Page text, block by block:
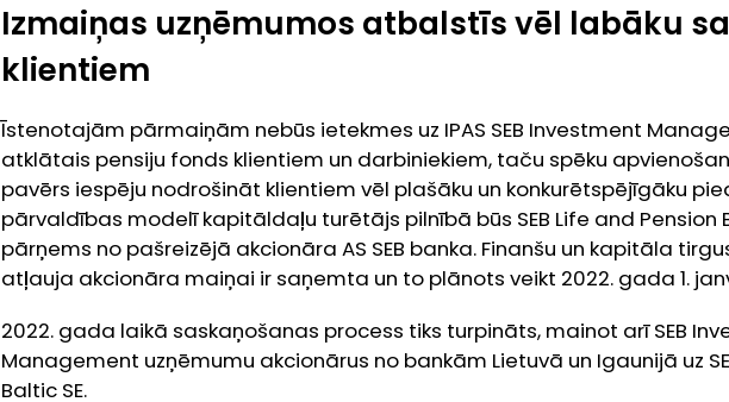
Izmaiņas uzņēmumos atbalstīs vēl labāku
klientiem
Īstenotajām pārmaiņām nebūs ietekmes uz IPAS SEB Investment
atklātais pensiju fonds klientiem un darbiniekiem, taču spēku
pavērs iespēju nodrošināt klientiem vēl plašāku un konkurētspējīgāku
pārvaldības modelī kapitāldaļu turētājs pilnībā būs SEB Life and Pension
pārņems no pašreizējā akcionāra AS SEB banka. Finanšu un kapitāla
atļauja akcionāra maiņai ir saņemta un to plānots veikt 2022. gada 1.
2022. gada laikā saskaņošanas process tiks turpināts, mainot arī SEB
Management uzņēmumu akcionārus no bankām Lietuvā un Igaunijā uz
Baltic SE.